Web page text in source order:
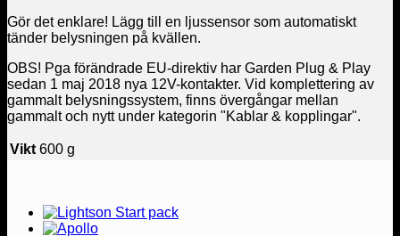
Gör det enklare! Lägg till en ljussensor som automatiskt
tänder belysningen på kvällen.
OBS! Pga förändrade EU-direktiv har Garden Plug & Play
sedan 1 maj 2018 nya 12V-kontakter. Vid komplettering av
gammalt belysningssystem, finns övergångar mellan
gammalt och nytt under kategorin "Kablar & kopplingar".
Vikt 600 g